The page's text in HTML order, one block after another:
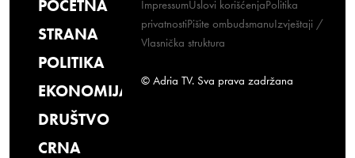
POČETNA
STRANA
POLITIKA
EKONOMIJA
DRUŠTVO
CRNA
ImpressumUslovi korišćenjaPolitika
privatnostiPišite ombudsmanuIzvještaji /
Vlasnička struktura
© Adria TV. Sva prava zadržana